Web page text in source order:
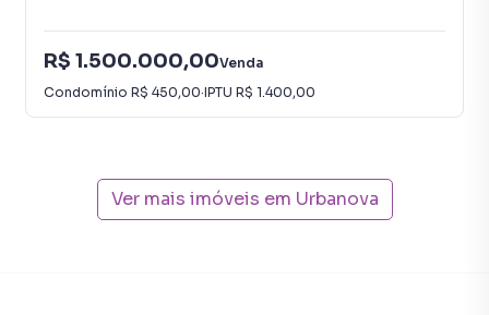
R$ 1.500.000,00Venda
Condomínio R$ 450,00·IPTU R$ 1.400,00
Ver mais imóveis em Urbanova